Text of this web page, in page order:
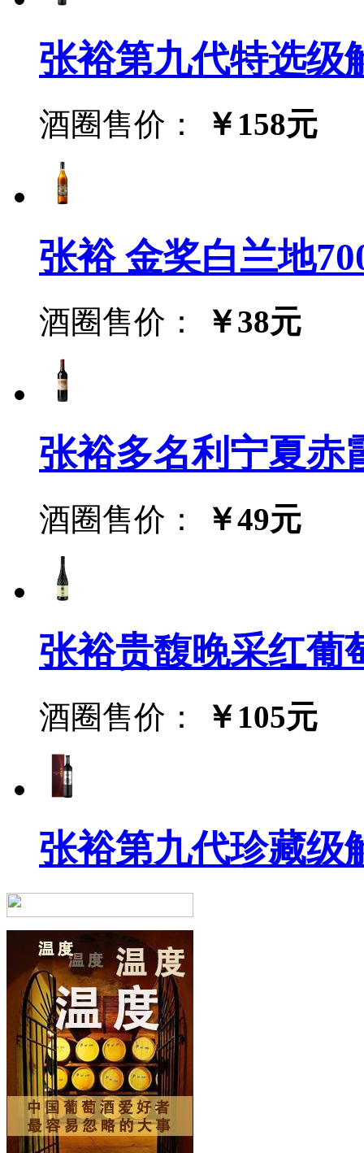
张裕第九代特选级
酒圈售价： ￥158元
张裕 金奖白兰地
酒圈售价： ￥38元
张裕多名利宁夏赤
酒圈售价： ￥49元
张裕贵馥晚采红葡
酒圈售价： ￥105元
张裕第九代珍藏级